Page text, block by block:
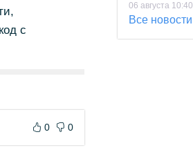
с
0 0
06 августа 10:40
Все новости